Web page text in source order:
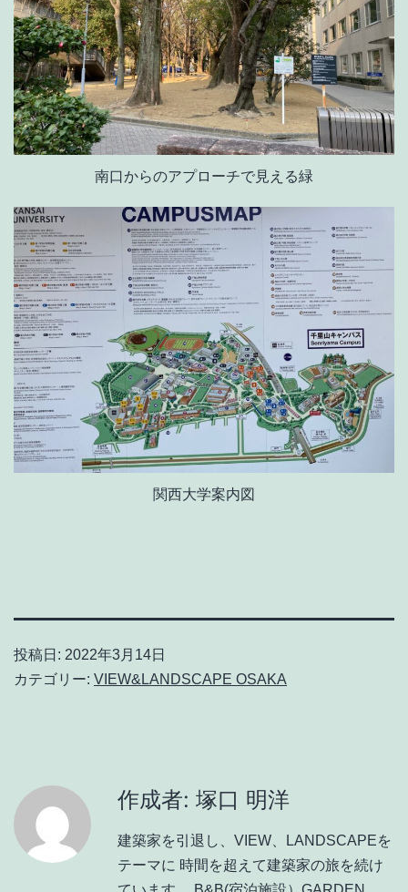
南口からのアプローチで見える緑
関西大学案内図
投稿日: 2022年3月14日
カテゴリー: VIEW&LANDSCAPE OSAKA
作成者: 塚口 明洋
建築家を引退し、VIEW、LANDSCAPEを
テーマに 時間を超えて建築家の旅を続け